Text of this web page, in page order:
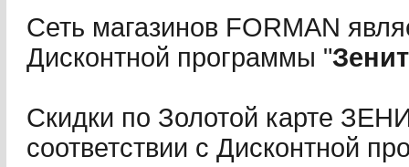
Сеть магазинов FORMAN
Дисконтной программы "Зенит
Скидки по Золотой карте
соответствии с Дисконтной